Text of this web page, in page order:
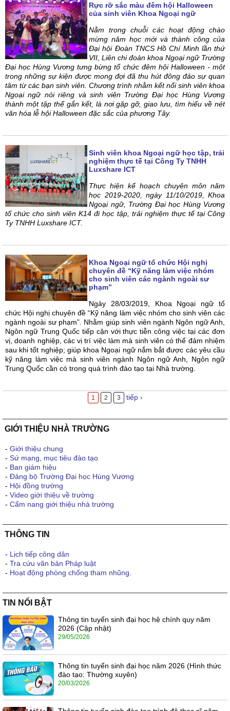
Rực rỡ sắc màu đêm hội Halloween
của sinh viên Khoa Ngoại ngữ
Nằm trong chuỗi các hoạt động chào
mừng năm học mới và thành công của
Đại hội Đoàn TNCS Hồ Chí Minh lần thứ
VII, Liên chi đoàn khoa Ngoại ngữ Trường
Đại học Hùng Vương tưng bừng tổ chức đêm hội Halloween - một
trong những sự kiện được mong đợi đã thu hút đông đảo sự quan
tâm từ các bạn sinh viên. Chương trình nhằm kết nối sinh viên khoa
Ngoại ngữ nói riêng và sinh viên Trường Đại học Hùng Vương
thành một tập thể gắn kết, là nơi gặp gỡ, giao lưu, tìm hiểu về nét
văn hóa lễ hội Halloween đặc sắc của phương Tây.
Sinh viên khoa Ngoại ngữ học tập, trải
nghiệm thực tế tại Công Ty TNHH
Luxshare ICT
Thực hiện kế hoạch chuyên môn năm
học 2019-2020, ngày 11/10/2019, Khoa
Ngoại ngữ, Trường Đại học Hùng Vương
tổ chức cho sinh viên K14 đi học tập, trải nghiệm thực tế tại Công
Ty TNHH Luxshare ICT.
Khoa Ngoại ngữ tổ chức Hội nghị
chuyên đề “Kỹ năng làm việc nhóm
cho sinh viên các ngành ngoài sư
phạm”
Ngày 28/03/2019, Khoa Ngoại ngữ tổ
chức Hội nghị chuyên đề “Kỹ năng làm việc nhóm cho sinh viên các
ngành ngoài sư phạm”. Nhằm giúp sinh viên ngành Ngôn ngữ Anh,
Ngôn ngữ Trung Quốc tiếp cận với thực tiễn công việc tại các đơn
vị, doanh nghiệp, các vị trí việc làm mà sinh viên có thể đảm nhiệm
sau khi tốt nghiệp; giúp khoa Ngoại ngữ nắm bắt được các yêu cầu
kỹ năng làm việc mà sinh viên ngành Ngôn ngữ Anh, Ngôn ngữ
Trung Quốc cần có trong quá trình đào tạo tại Nhà trường.
1 2 3 tiếp ›
GIỚI THIỆU NHÀ TRƯỜNG
- Giới thiệu chung
- Sứ mạng, mục tiêu đào tạo
- Ban giám hiệu
- Đảng bộ Trường Đại học Hùng Vương
- Hội đồng trường
- Video giới thiệu về trường
- Cẩm nang giới thiệu nhà trường
THÔNG TIN
- Lịch tiếp công dân
- Tra cứu văn bản Pháp luật
- Hoạt động phòng chống tham nhũng.
TIN NỔI BẬT
Thông tin tuyển sinh đại học hệ chính quy năm
2026 (Cập nhật)
29/05/2026
Thông tin tuyển sinh đại học năm 2026 (Hình thức
đào tạo: Thường xuyên)
20/03/2026